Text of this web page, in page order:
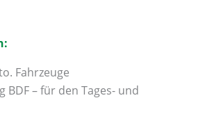
Fahrzeuge
BDF – für den Tages- und